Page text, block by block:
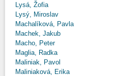
Lysá, Žofia
Lysý, Miroslav
Machalíková, Pavla
Machek, Jakub
Macho, Peter
Maglia, Radka
Maliniak, Pavol
Maliniaková, Erika